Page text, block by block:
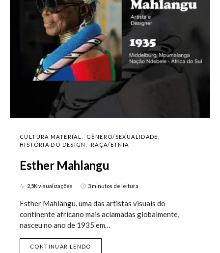
CULTURA MATERIAL
GÊNERO/SEXUALIDADE
HISTÓRIA DO DESIGN
RAÇA/ETNIA
Esther Mahlangu
2,5K visualizações 3 minutos de leitura
Esther Mahlangu, uma das artistas visuais do
continente africano mais aclamadas globalmente,
nasceu no ano de 1935 em…
CONTINUAR LENDO